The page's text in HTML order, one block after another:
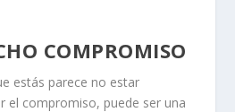
COMPROMISO
estás parece no estar
el compromiso, puede ser una